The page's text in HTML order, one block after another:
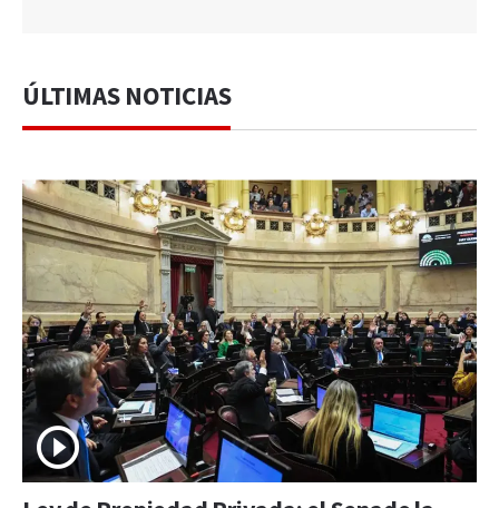
ÚLTIMAS NOTICIAS